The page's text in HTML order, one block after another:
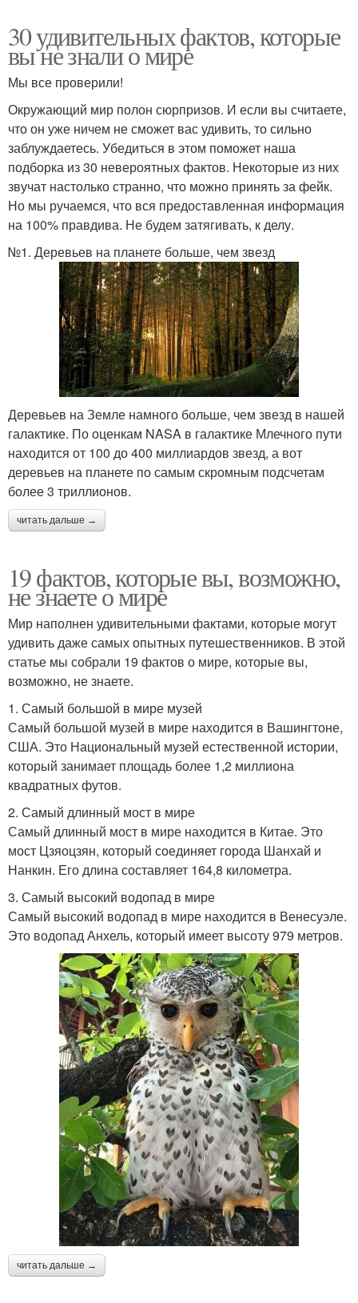
30 удивительных фактов, которые
вы не знали о мире
Мы все проверили!
Окружающий мир полон сюрпризов. И если вы считаете,
что он уже ничем не сможет вас удивить, то сильно
заблуждаетесь. Убедиться в этом поможет наша
подборка из 30 невероятных фактов. Некоторые из них
звучат настолько странно, что можно принять за фейк.
Но мы ручаемся, что вся предоставленная информация
на 100% правдива. Не будем затягивать, к делу.
№1. Деревьев на планете больше, чем звезд
Деревьев на Земле намного больше, чем звезд в нашей
галактике. По оценкам NASA в галактике Млечного пути
находится от 100 до 400 миллиардов звезд, а вот
деревьев на планете по самым скромным подсчетам
более 3 триллионов.
читать дальше →
19 фактов, которые вы, возможно,
не знаете о мире
Мир наполнен удивительными фактами, которые могут
удивить даже самых опытных путешественников. В этой
статье мы собрали 19 фактов о мире, которые вы,
возможно, не знаете.
1. Самый большой в мире музей
Самый большой музей в мире находится в Вашингтоне,
США. Это Национальный музей естественной истории,
который занимает площадь более 1,2 миллиона
квадратных футов.
2. Самый длинный мост в мире
Самый длинный мост в мире находится в Китае. Это
мост Цзяоцзян, который соединяет города Шанхай и
Нанкин. Его длина составляет 164,8 километра.
3. Самый высокий водопад в мире
Самый высокий водопад в мире находится в Венесуэле.
Это водопад Анхель, который имеет высоту 979 метров.
читать дальше →